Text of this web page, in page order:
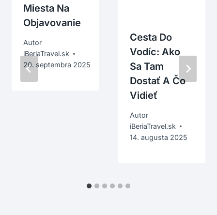
Miesta Na
Objavovanie
Autor
iBeriaTravel.sk
20. septembra 2025
Cesta Do
Vodíc: Ako
Sa Tam
Dostať A Čo
Vidieť
Autor
iBeriaTravel.sk
14. augusta 2025